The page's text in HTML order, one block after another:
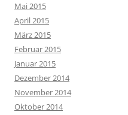
Mai 2015
April 2015
März 2015
Februar 2015
Januar 2015
Dezember 2014
November 2014
Oktober 2014